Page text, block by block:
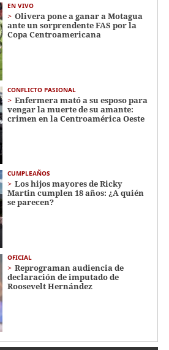
EN VIVO
Olivera pone a ganar a Motagua
ante un sorprendente FAS por la
Copa Centroamericana
CONFLICTO PASIONAL
Enfermera mató a su esposo para
vengar la muerte de su amante:
crimen en la Centroamérica Oeste
CUMPLEAÑOS
Los hijos mayores de Ricky
Martin cumplen 18 años: ¿A quién
se parecen?
OFICIAL
Reprograman audiencia de
declaración de imputado de
Roosevelt Hernández